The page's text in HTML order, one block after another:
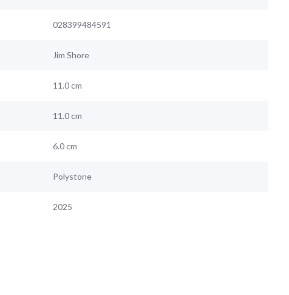
028399484591
Jim Shore
11.0 cm
11.0 cm
6.0 cm
Polystone
2025